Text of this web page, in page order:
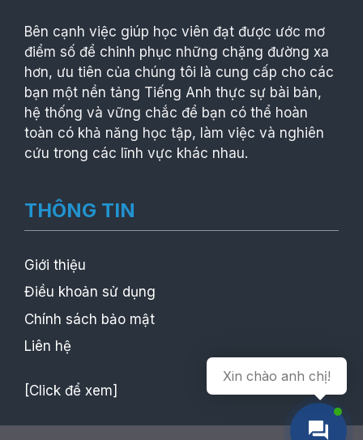
Bên cạnh việc giúp học viên đạt được ước mơ
điểm số để chinh phục những chặng đường xa
hơn, ưu tiên của chúng tôi là cung cấp cho các
bạn một nền tảng Tiếng Anh thực sự bài bản,
hệ thống và vững chắc để bạn có thể hoàn
toàn có khả năng học tập, làm việc và nghiên
cứu trong các lĩnh vực khác nhau.
THÔNG TIN
Giới thiệu
Điều khoản sử dụng
Chính sách bảo mật
Liên hệ
[Click để xem]
Xin chào anh chị!